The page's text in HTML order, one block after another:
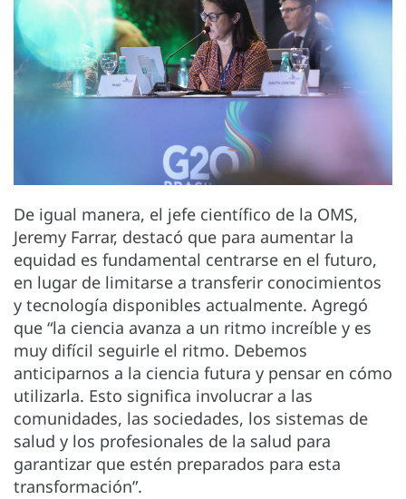
De igual manera, el jefe científico de la OMS,
Jeremy Farrar, destacó que para aumentar la
equidad es fundamental centrarse en el futuro,
en lugar de limitarse a transferir conocimientos
y tecnología disponibles actualmente. Agregó
que “la ciencia avanza a un ritmo increíble y es
muy difícil seguirle el ritmo. Debemos
anticiparnos a la ciencia futura y pensar en cómo
utilizarla. Esto significa involucrar a las
comunidades, las sociedades, los sistemas de
salud y los profesionales de la salud para
garantizar que estén preparados para esta
transformación”.